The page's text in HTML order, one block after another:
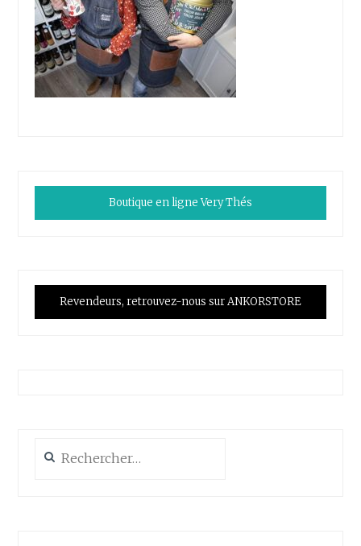
Boutique en ligne Very Thés
Revendeurs, retrouvez-nous sur ANKORSTORE